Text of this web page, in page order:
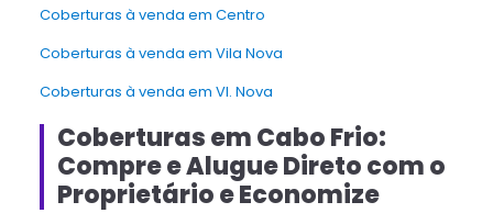
Coberturas à venda em Centro
Coberturas à venda em Vila Nova
Coberturas à venda em Vl. Nova
Coberturas em Cabo Frio:
Compre e Alugue Direto com o
Proprietário e Economize